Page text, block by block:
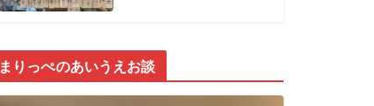
まりっぺのあいうえお談